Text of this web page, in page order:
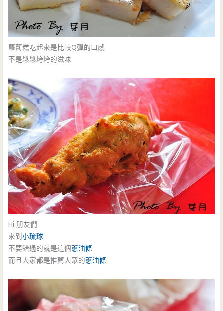
蘿蔔糕吃起來是比較Q彈的口感
不是鬆鬆垮垮的滋味
Hi 朋友們
來到小琉球
不要錯過的就是這個蔥油條
而且大家都是推薦大眾的蔥油條